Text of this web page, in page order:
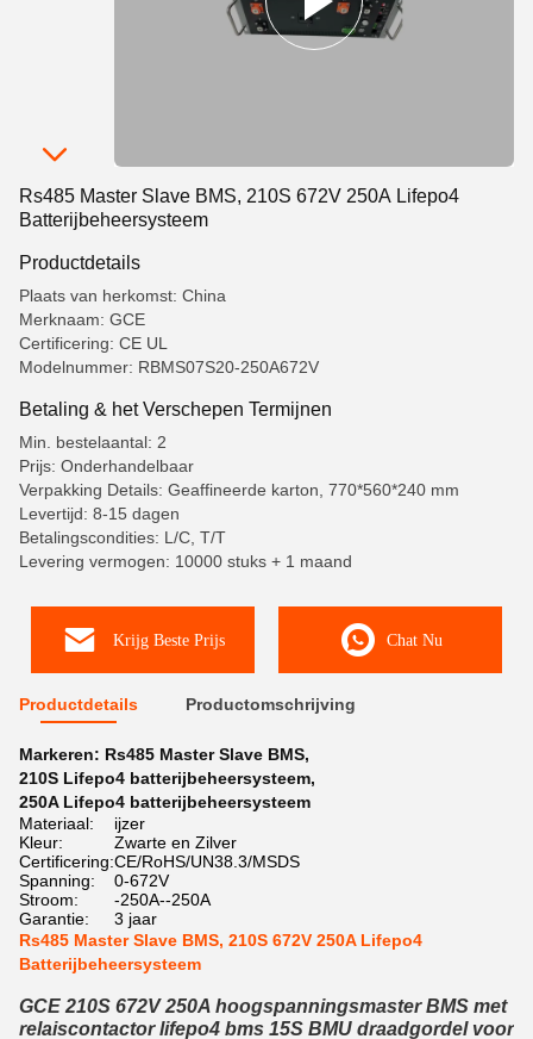
Rs485 Master Slave BMS, 210S 672V 250A Lifepo4
Batterijbeheersysteem
Productdetails
Plaats van herkomst: China
Merknaam: GCE
Certificering: CE UL
Modelnummer: RBMS07S20-250A672V
Betaling & het Verschepen Termijnen
Min. bestelaantal: 2
Prijs: Onderhandelbaar
Verpakking Details: Geaffineerde karton, 770*560*240 mm
Levertijd: 8-15 dagen
Betalingscondities: L/C, T/T
Levering vermogen: 10000 stuks + 1 maand
Krijg Beste Prijs Chat Nu
Productdetails Productomschrijving
Markeren: Rs485 Master Slave BMS,
210S Lifepo4 batterijbeheersysteem,
250A Lifepo4 batterijbeheersysteem
Materiaal:
ijzer
Kleur:
Zwarte en Zilver
Certificering:CE/RoHS/UN38.3/MSDS
Spanning:
0-672V
Stroom:
-250A--250A
Garantie:
3 jaar
Rs485 Master Slave BMS, 210S 672V 250A Lifepo4
Batterijbeheersysteem
GCE 210S 672V 250A hoogspanningsmaster BMS met
relaiscontactor lifepo4 bms 15S BMU draadgordel voor